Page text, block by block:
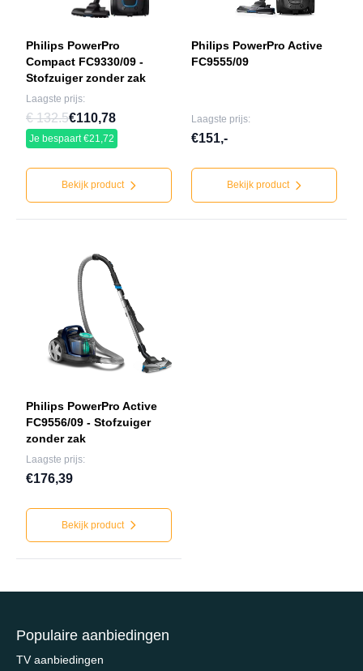
Philips PowerPro
Compact FC9330/09 -
Stofzuiger zonder zak
Laagste prijs:
€ 132.5€110,78
Je bespaart €21,72
Bekijk product
Philips PowerPro Active
FC9555/09
Laagste prijs:
€151,-
Bekijk product
Philips PowerPro Active
FC9556/09 - Stofzuiger
zonder zak
Laagste prijs:
€176,39
Bekijk product
Populaire aanbiedingen
TV aanbiedingen